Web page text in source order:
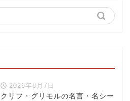
2026年8月7日
クリフ・グリモルの名言・名シー